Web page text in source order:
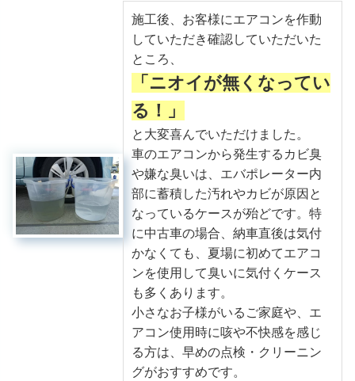
施工後、お客様にエアコンを作動
していただき確認していただいた
ところ、
「ニオイが無くなってい
る！」
と大変喜んでいただけました。
車のエアコンから発生するカビ臭
や嫌な臭いは、エバポレーター内
部に蓄積した汚れやカビが原因と
なっているケースが殆どです。特
に中古車の場合、納車直後は気付
かなくても、夏場に初めてエアコ
ンを使用して臭いに気付くケース
も多くあります。
小さなお子様がいるご家庭や、エ
アコン使用時に咳や不快感を感じ
る方は、早めの点検・クリーニン
グがおすすめです。